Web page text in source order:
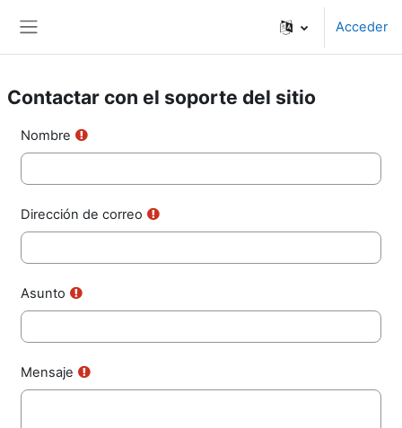
Acceder
Contactar con el soporte del sitio
Nombre
Dirección de correo
Asunto
Mensaje